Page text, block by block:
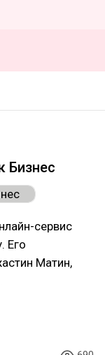
Бизнес
сервис
Его
Матин,